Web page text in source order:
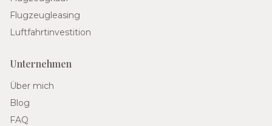
Flugzeugleasing
Luftfahrtinvestition
Unternehmen
Über mich
Blog
FAQ